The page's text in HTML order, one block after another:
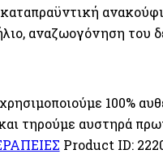
αναζωογόνηση του
100%
και τηρούμε αυστηρά
Product ID: